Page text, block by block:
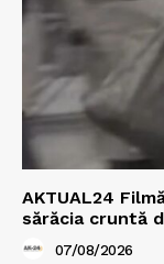
AKTUAL24
sărăcia cruntă
07/08/2026